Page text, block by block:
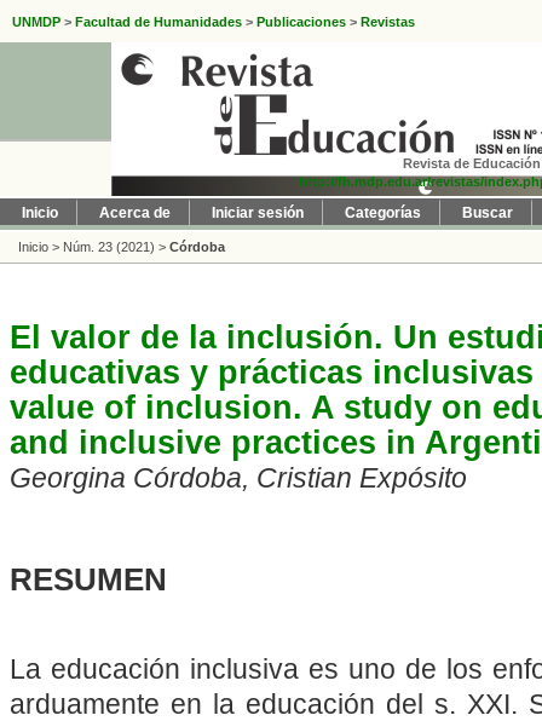
UNMDP > Facultad de Humanidades > Publicaciones > Revistas
Revista de
http://fh.mdp.edu.ar/revistas/
Inicio Acerca de Iniciar sesión Categorías Buscar
Inicio > Núm. 23 (2021) > Córdoba
El valor de la inclusión. Un
educativas y prácticas
value of inclusion. A study on
and inclusive practices in
Georgina Córdoba, Cristian Expósito
RESUMEN
La educación inclusiva es uno de los
arduamente en la educación del s. XXI.